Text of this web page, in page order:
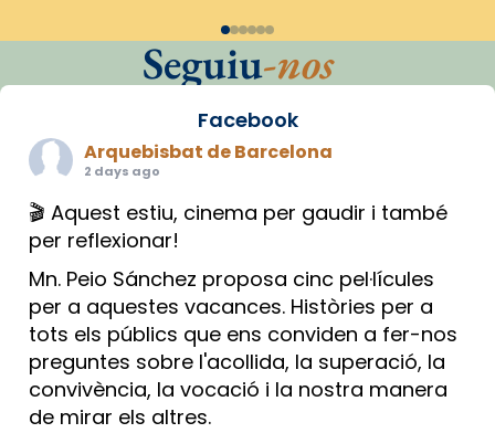
Seguiu-nos
Facebook
Arquebisbat de Barcelona
2 days ago
🎬 Aquest estiu, cinema per gaudir i també
per reflexionar!
Mn. Peio Sánchez proposa cinc pel·lícules
per a aquestes vacances. Històries per a
tots els públics que ens conviden a fer-nos
preguntes sobre l'acollida, la superació, la
convivència, la vocació i la nostra manera
de mirar els altres.